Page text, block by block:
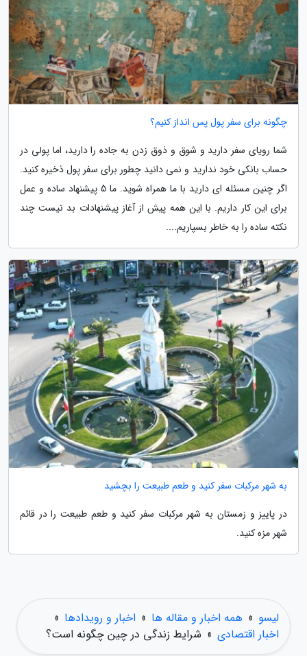
چگونه برای سفر پول پس انداز کنیم؟
شما رویای سفر دارید و شوق و ذوق زدن به جاده را دارید، اما پولی در
حساب بانکی خود ندارید و نمی دانید چطور برای سفر پول ذخیره کنید.
اگر چنین مسئله ای دارید با ما همراه شوید. ما 5 پیشنهاد ساده و عمل
برای این کار داریم. با این همه پیش از آغاز پیشنهادات بد نیست چند
نکته ساده را به خاطر بسپاریم....
به شهر مرکبات سفر کنید و طعم طبیعت را بچشید
در پاییز و زمستان به شهر مرکبات سفر کنید و طعم طبیعت را در قائم
شهر مزه کنید.
لیسو » همه اخبار و مقاله ها » اخبار و رویدادها »
اخبار اقتصادی » شرایط زندگی در چین چگونه است؟